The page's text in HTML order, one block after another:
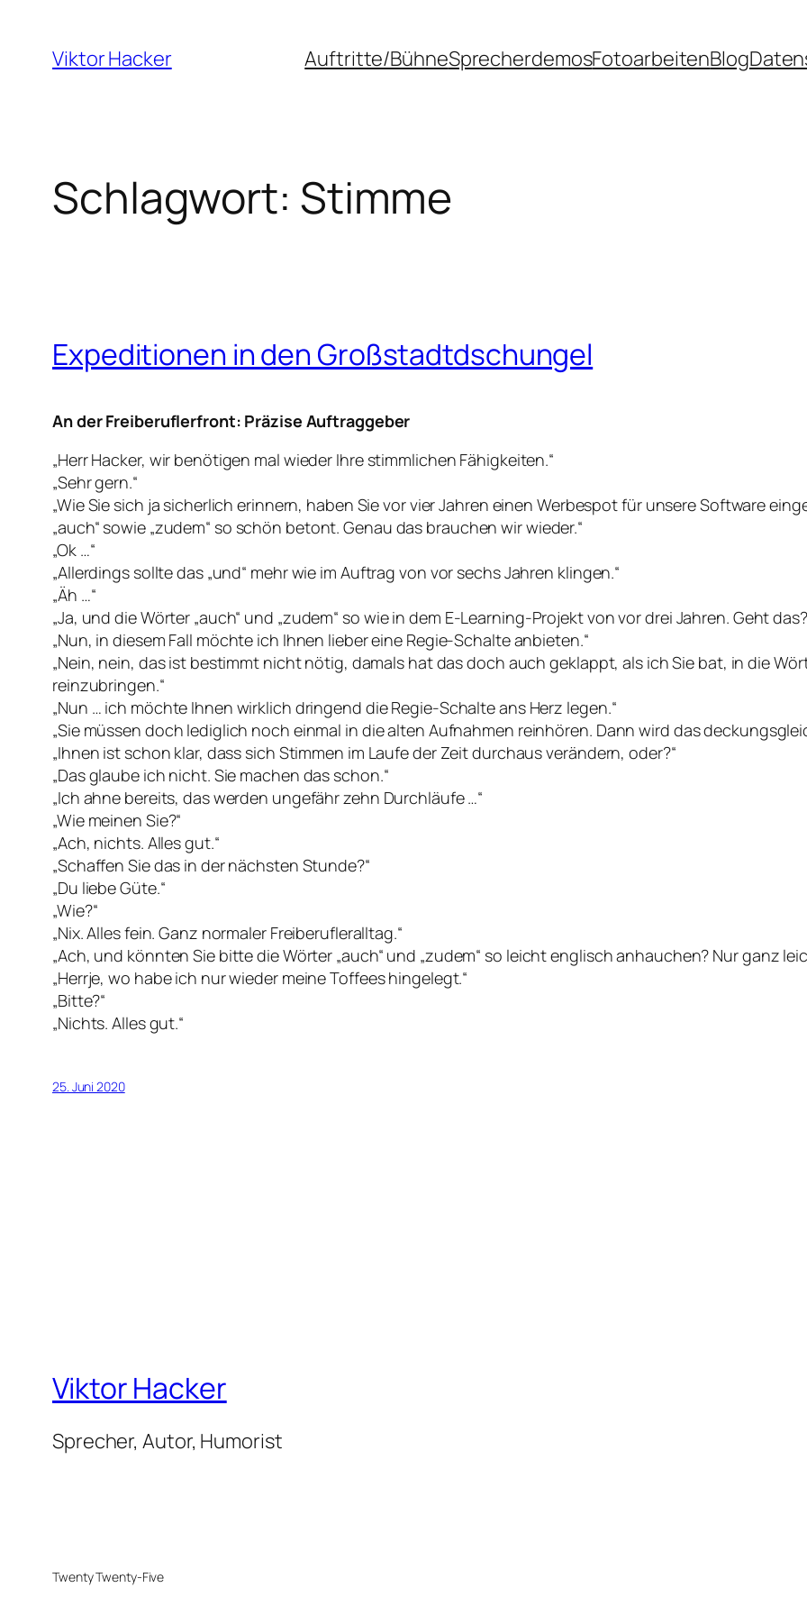
Inhalt
springen
Viktor Hacker Auftritte/BühneSprecherdemosFotoarbeitenBlog
Schlagwort: Stimme
Expeditionen in den Großstadtdschungel
An der Freiberuflerfront: Präzise Auftraggeber
„Herr Hacker, wir benötigen mal wieder Ihre stimmlichen Fähigkeiten.“
„Sehr gern.“
„Wie Sie sich ja sicherlich erinnern, haben Sie vor vier Jahren einen Werbespot für unsere Software
„auch“ sowie „zudem“ so schön betont. Genau das brauchen wir wieder.“
„Ok …“
„Allerdings sollte das „und“ mehr wie im Auftrag von vor sechs Jahren klingen.“
„Äh …“
„Ja, und die Wörter „auch“ und „zudem“ so wie in dem E-Learning-Projekt von vor drei Jahren. Geht
„Nun, in diesem Fall möchte ich Ihnen lieber eine Regie-Schalte anbieten.“
„Nein, nein, das ist bestimmt nicht nötig, damals hat das doch auch geklappt, als ich Sie bat, in die
reinzubringen.“
„Nun … ich möchte Ihnen wirklich dringend die Regie-Schalte ans Herz legen.“
„Sie müssen doch lediglich noch einmal in die alten Aufnahmen reinhören. Dann wird das
„Ihnen ist schon klar, dass sich Stimmen im Laufe der Zeit durchaus verändern, oder?“
„Das glaube ich nicht. Sie machen das schon.“
„Ich ahne bereits, das werden ungefähr zehn Durchläufe …“
„Wie meinen Sie?“
„Ach, nichts. Alles gut.“
„Schaffen Sie das in der nächsten Stunde?“
„Du liebe Güte.“
„Wie?“
„Nix. Alles fein. Ganz normaler Freiberufleralltag.“
„Ach, und könnten Sie bitte die Wörter „auch“ und „zudem“ so leicht englisch anhauchen? Nur ganz
„Herrje, wo habe ich nur wieder meine Toffees hingelegt.“
„Bitte?“
„Nichts. Alles gut.“
25. Juni 2020
Viktor Hacker
Sprecher, Autor, Humorist
Twenty Twenty-Five